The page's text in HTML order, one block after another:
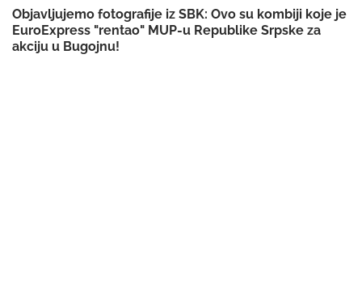
Objavljujemo fotografije iz SBK: Ovo su kombiji koje je
EuroExpress "rentao" MUP-u Republike Srpske za
akciju u Bugojnu!